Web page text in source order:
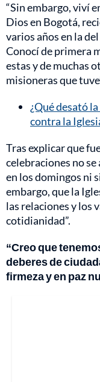
“Sin embargo, viví
Dios en Bogotá,
varios años en la
Conocí de primera
estas y de muchas
misioneras que
¿Qué desató
contra la
Tras explicar que
celebraciones no
en los domingos ni
embargo, que la
las relaciones y los
cotidianidad”.
“Creo que
deberes de
firmeza y en paz